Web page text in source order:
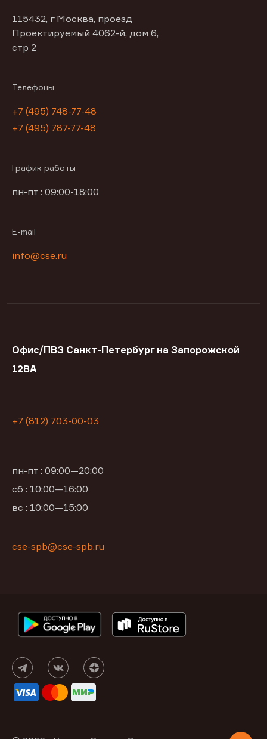
115432, г Москва, проезд
Проектируемый 4062-й, дом 6,
стр 2
Телефоны
+7 (495) 748-77-48
+7 (495) 787-77-48
График работы
пн-пт : 09:00-18:00
E-mail
info@cse.ru
Офис/ПВЗ Санкт-Петербург на Запорожской
12ВА
+7 (812) 703-00-03
пн-пт : 09:00—20:00
сб : 10:00—16:00
вс : 10:00—15:00
cse-spb@cse-spb.ru